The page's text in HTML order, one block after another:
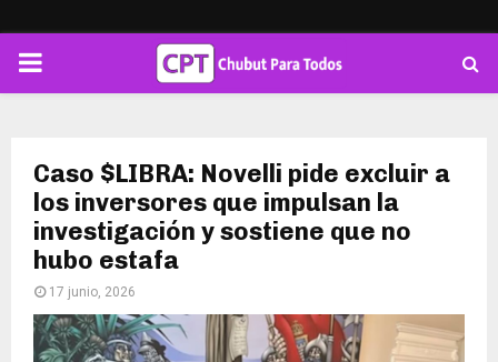
PRIMARY
Caso $LIBRA: Novelli pide excluir a
los inversores que impulsan la
investigación y sostiene que no
hubo estafa
17 junio, 2026